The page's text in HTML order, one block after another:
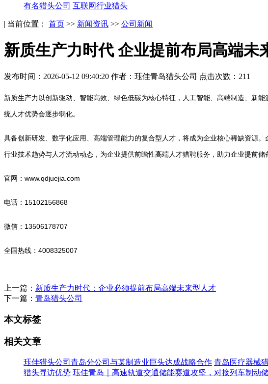
有名猎头公司 互联网行业猎头
| 当前位置： 首页 >> 新闻资讯 >> 公司新闻
新质生产力时代 企业提前布局高端未
发布时间：2026-05-12 09:40:20 作者：珏佳青岛猎头公司 点击次数：211
新质生产力以创新驱动、智能高效、绿色低碳为核心特征，人工智能、高端制造、新
统人才优势会逐步弱化。
具备创新研发、数字化应用、高端管理能力的复合型人才，将成为企业核心稀缺资源
行业技术趋势与人才流动动态，为企业提供前瞻性高端人才猎聘服务，助力企业提前储
官网： www.qdjuejia.com
电话： 15102156868
微信： 13506178707
全国热线： 4008325007
上一篇： 新质生产力时代：企业必须提前布局高端未来型人才
下一篇： 青岛猎头公司
本文标签
相关文章
珏佳猎头公司青岛分公司与某制造业巨头达成战略合作 青岛医疗器械
猎头寻访优势 珏佳青岛｜高速轨道交通储能赛道攻坚，对接列车制动